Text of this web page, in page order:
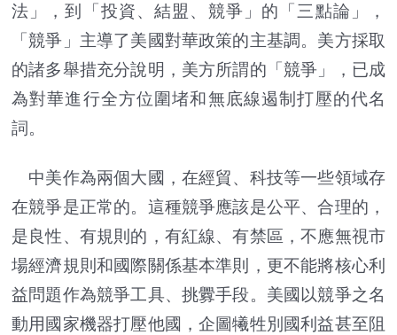
法」，到「投資、結盟、競爭」的「三點論」，
「競爭」主導了美國對華政策的主基調。美方採取
的諸多舉措充分說明，美方所謂的「競爭」，已成
為對華進行全方位圍堵和無底線遏制打壓的代名
詞。
中美作為兩個大國，在經貿、科技等一些領域存
在競爭是正常的。這種競爭應該是公平、合理的，
是良性、有規則的，有紅線、有禁區，不應無視市
場經濟規則和國際關係基本準則，更不能將核心利
益問題作為競爭工具、挑釁手段。美國以競爭之名
動用國家機器打壓他國，企圖犧牲別國利益甚至阻